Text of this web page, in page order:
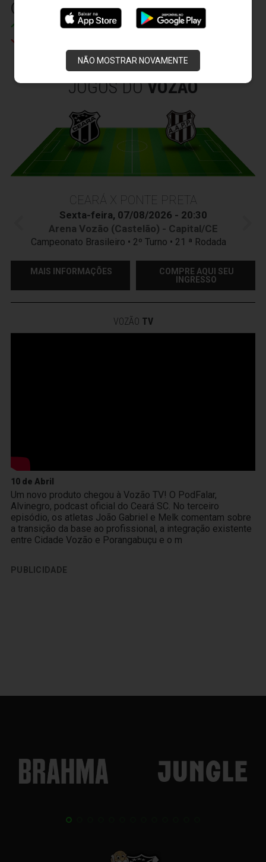
NÃO MOSTRAR NOVAMENTE
(2) 44' (2)
JOGOS DOVOZÃO
CEARÁ X PONTE PRETA
Sexta-feira, 07/08/2026 - 20:30
Arena Vozão (Castelão) - Capital/CE
Campeonato Brasileiro • 2º Turno • 21 ª Rodada
MAIS INFORMAÇÕES
COMPRE AQUI SEU
INGRESSO
VOZÃO TV
10 de Abril
Um novo produto chegou à Vozão TV! O PodFalar,
Alvinegro, podcast oficial do Ceará SC. No terceiro
episódio, os atletas João Gabriel e Melk comentam sobre
a transição da base ao profissional, a integração existente
entre Cidade Vozão e Porangabuçu e o m
PUBLICIDADE